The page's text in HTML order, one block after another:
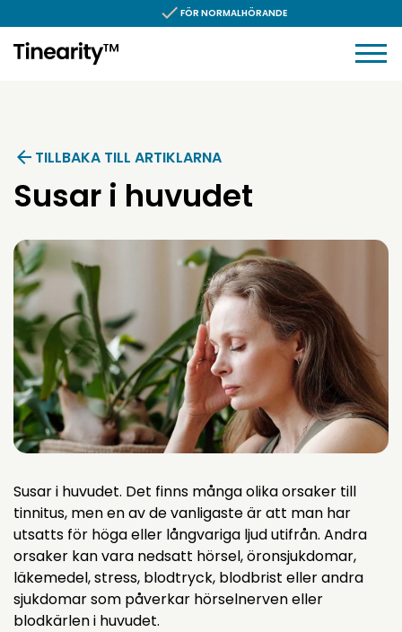
FÖR NORMALHÖRANDE
TILLBAKA TILL ARTIKLARNA
Susar i huvudet
Susar i huvudet. Det finns många olika orsaker till
tinnitus, men en av de vanligaste är att man har
utsatts för höga eller långvariga ljud utifrån. Andra
orsaker kan vara nedsatt hörsel, öronsjukdomar,
läkemedel, stress, blodtryck, blodbrist eller andra
sjukdomar som påverkar hörselnerven eller
blodkärlen i huvudet.